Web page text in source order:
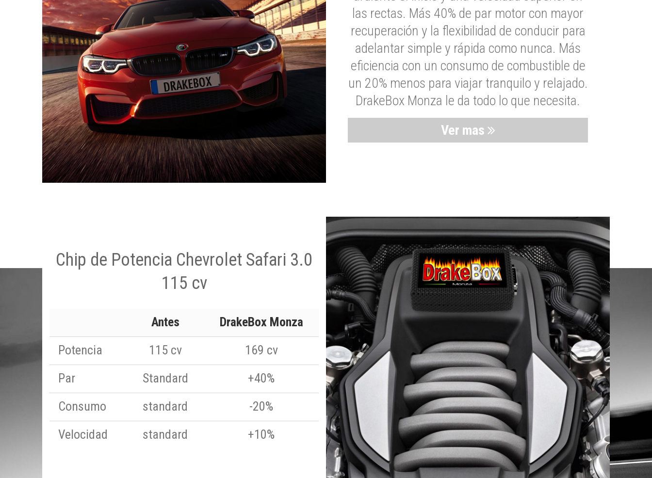
las rectas. Más 40% de par motor con mayor
recuperación y la flexibilidad de conducir para
adelantar simple y rápida como nunca. Más
eficiencia con un consumo de combustible de
un 20% menos para viajar tranquilo y relajado.
DrakeBox Monza le da todo lo que necesita.
Ver mas
Chip de Potencia Chevrolet Safari 3.0
115 cv
Antes
DrakeBox Monza
Potencia
115 cv
169 cv
Par
Standard
+40%
Consumo
standard
-20%
Velocidad
standard +10%